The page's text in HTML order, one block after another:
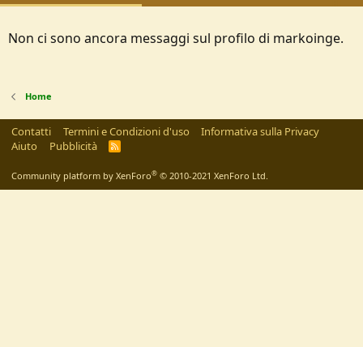
Non ci sono ancora messaggi sul profilo di markoinge.
Home
Contatti Termini e Condizioni d'uso
Informativa sulla Privacy
Aiuto
Pubblicità
R
Community platform by XenForo® © 2010-2021 XenForo Ltd.